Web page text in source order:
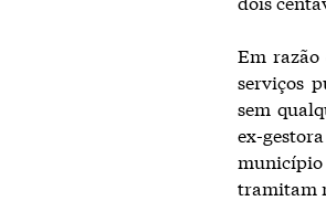
Em razão
serviços
sem
ex-
município
tramitam